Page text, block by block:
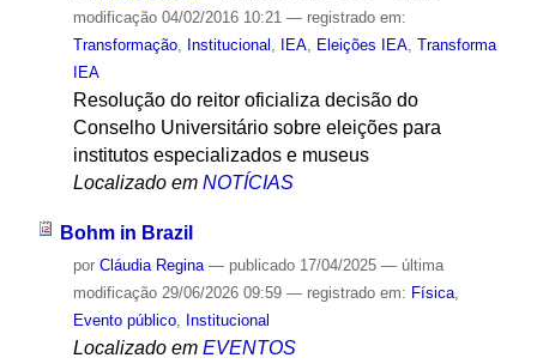
modificação04/02/2016 10:21 — registrado em:
Transformação, Institucional IEA, Eleições IEA, Transforma
IEA
Resolução do reitor oficializa decisão do
Conselho Universitário sobre eleições para
institutos especializados e museus
Localizado em NOTÍCIAS
Bohm in Brazil
por Cláudia Regina — publicado17/04/2025 — última
modificação29/06/2026 09:59 — registrado em: Física,
Evento público, Institucional
Localizado em EVENTOS